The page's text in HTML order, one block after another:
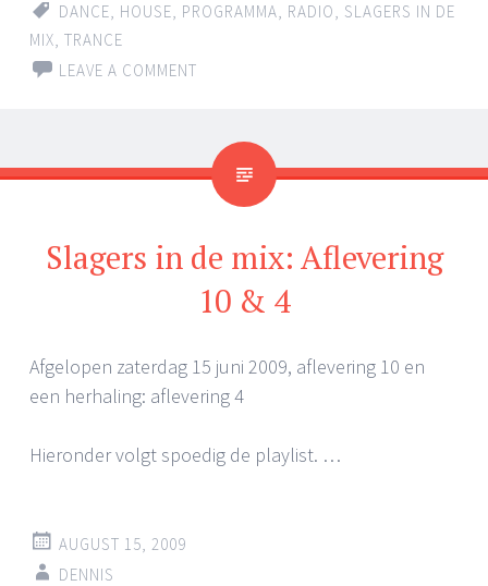
DANCE, HOUSE, PROGRAMMA, RADIO, SLAGERS IN DE
MIX, TRANCE
LEAVE A COMMENT
Slagers in de mix: Aflevering
10 & 4
Afgelopen zaterdag 15 juni 2009, aflevering 10 en
een herhaling: aflevering 4
Hieronder volgt spoedig de playlist. …
AUGUST 15, 2009
DENNIS